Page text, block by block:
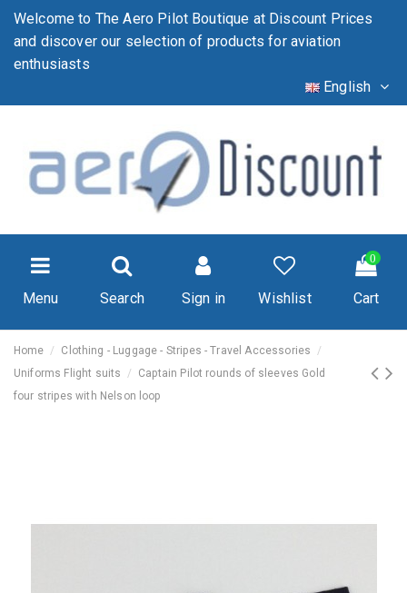
Welcome to The Aero Pilot Boutique at Discount Prices
and discover our selection of products for aviation
enthusiasts
English
Menu Search Sign in Wishlist
0
Cart
Home
Clothing - Luggage - Stripes - Travel Accessories
Uniforms Flight suits
Captain Pilot rounds of sleeves Gold
four stripes with Nelson loop